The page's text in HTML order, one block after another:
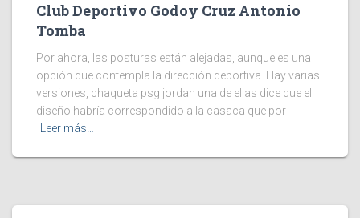
Club Deportivo Godoy Cruz Antonio
Tomba
Por ahora, las posturas están alejadas, aunque es una
opción que contempla la dirección deportiva. Hay varias
versiones, chaqueta psg jordan una de ellas dice que el
diseño habría correspondido a la casaca que por
Leer más…